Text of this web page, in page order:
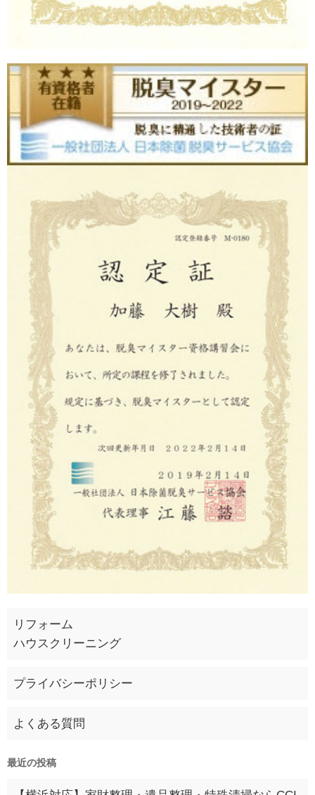
リフォーム
ハウスクリーニング
プライバシーポリシー
よくある質問
最近の投稿